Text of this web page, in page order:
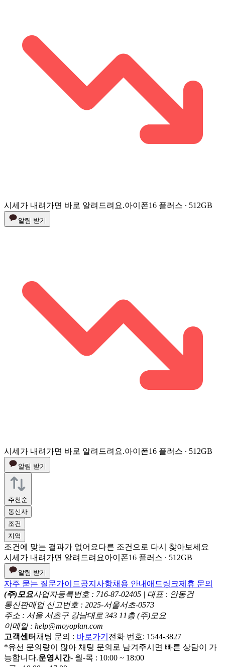
시세가 내려가면 바로 알려드려요.아이폰16 플러스 ∙ 512GB
알림 받기
시세가 내려가면 바로 알려드려요.아이폰16 플러스 ∙ 512GB
알림 받기
추천순
통신사
조건
지역
조건에 맞는 결과가 없어요다른 조건으로 다시 찾아보세요
시세가 내려가면 알려드려요아이폰16 플러스 ∙ 512GB
알림 받기
자주 묻는 질문가이드공지사항채용 안내 애드링크제휴 문의
(주)모요사업자등록번호 : 716-87-02405 | 대표 : 안동건
통신판매업 신고번호 : 2025-서울서초-0573
주소 : 서울 서초구 강남대로 343 11층 (주)모요
이메일 : help@moyoplan.com
고객센터 채팅 문의 : 바로가기 전화 번호: 1544-3827
*유선 문의량이 많아 채팅 문의로 남겨주시면 빠른 상담이 가
능합니다.운영시간- 월-목 : 10:00 ~ 18:00